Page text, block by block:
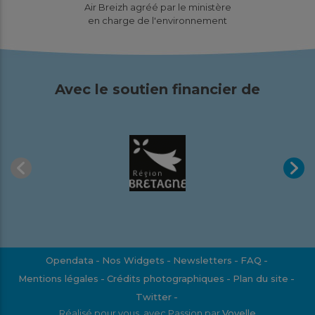
surveillance 2025
Pourquoi cette surveillance ? Pour la sixième année
suivi spécifique...
Pesticides : bilan annuel de la
surveillance 2024
Air Breizh agréé par le ministère
en charge de l'environnement
Avec le soutien financier de
Opendata Nos Widgets Newsletters
FAQ
Mentions légales
Crédits photographiques
Plan du site
Twitter